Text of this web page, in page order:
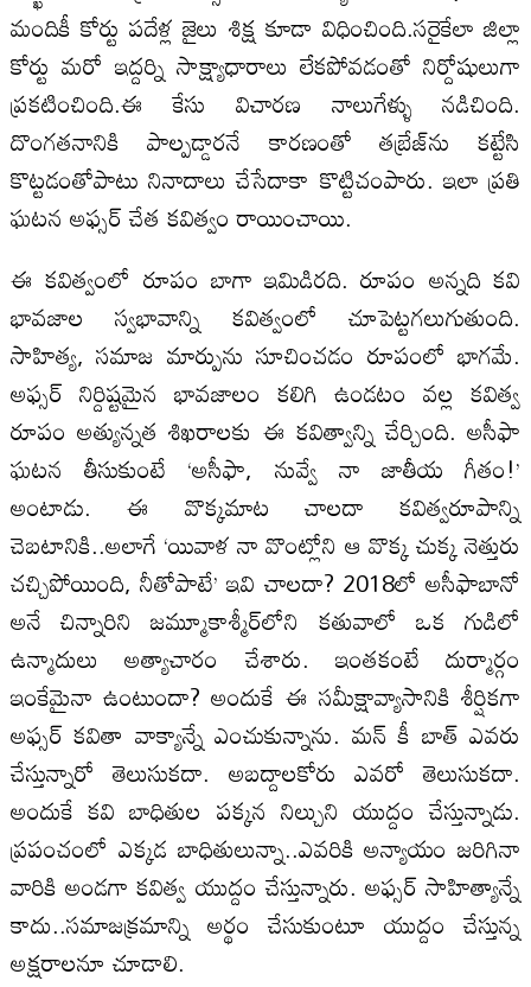
మందికీ కోర్టు పదేళ్ల జైలు శిక్ష కూడా విధించింది.సరైకేలా జిల్లా
కోర్టు మరో ఇద్దర్ని సాక్ష్యాధారాలు లేకపోవడంతో నిర్దోషులుగా
ప్రకటించింది.ఈ కేసు విచారణ నాలుగేళ్ళు నడిచింది.
దొంగతనానికి పాల్పడ్డారనే కారణంతో తబ్రేజ్‌ను కట్టేసి
కొట్టడంతోపాటు నినాదాలు చేసేదాకా కొట్టిచంపారు. ఇలా ప్రతి
ఘటన అఫ్సర్‌ చేత కవిత్వం రాయించాయి.
ఈ కవిత్వంలో రూపం బాగా ఇమిడిరది. రూపం అన్నది కవి
భావజాల స్వభావాన్ని కవిత్వంలో చూపెట్టగలుగుతుంది.
సాహిత్య, సమాజ మార్పును సూచించడం రూపంలో భాగమే.
అఫ్సర్‌ నిర్దిష్టమైన భావజాలం కలిగి ఉండటం వల్ల కవిత్వ
రూపం అత్యున్నత శిఖరాలకు ఈ కవిత్వాన్ని చేర్చింది. అసీఫా
ఘటన తీసుకుంటే ‘అసీఫా, నువ్వే నా జాతీయ గీతం!’
అంటాడు. ఈ వొక్కమాట చాలదా కవిత్వరూపాన్ని
చెబటానికి..అలాగే ‘యివాళ నా వొంట్లోని ఆ వొక్క చుక్క నెత్తురు
చచ్చిపోయింది, నీతోపాటే’ ఇవి చాలదా? 2018లో అసీఫాబానో
అనే చిన్నారిని జమ్మూకాశ్మీర్‌లోని కతువాలో ఒక గుడిలో
ఉన్మాదులు అత్యాచారం చేశారు. ఇంతకంటే దుర్మార్గం
ఇంకేమైనా ఉంటుందా? అందుకే ఈ సమీక్షావ్యాసానికి శీర్షికగా
అఫ్సర్‌ కవితా వాక్యాన్నే ఎంచుకున్నాను. మన్‌ కీ బాత్‌ ఎవరు
చేస్తున్నారో తెలుసుకదా. అబద్దాలకోరు ఎవరో తెలుసుకదా.
అందుకే కవి బాధితుల పక్కన నిల్చుని యుద్దం చేస్తున్నాడు.
ప్రపంచంలో ఎక్కడ బాధితులున్నా..ఎవరికి అన్యాయం జరిగినా
వారికి అండగా కవిత్వ యుద్దం చేస్తున్నారు. అఫ్సర్‌ సాహిత్యాన్నే
కాదు..సమాజక్రమాన్ని అర్థం చేసుకుంటూ యుద్దం చేస్తున్న
అక్షరాలనూ చూడాలి.